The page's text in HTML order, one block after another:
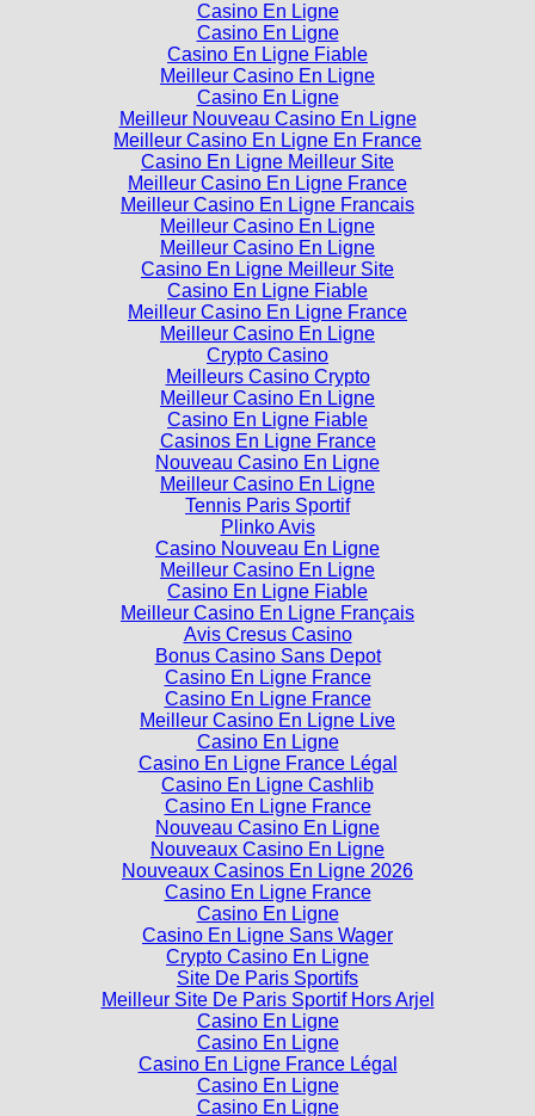
Casino En Ligne
Casino En Ligne
Casino En Ligne Fiable
Meilleur Casino En Ligne
Casino En Ligne
Meilleur Nouveau Casino En Ligne
Meilleur Casino En Ligne En France
Casino En Ligne Meilleur Site
Meilleur Casino En Ligne France
Meilleur Casino En Ligne Francais
Meilleur Casino En Ligne
Meilleur Casino En Ligne
Casino En Ligne Meilleur Site
Casino En Ligne Fiable
Meilleur Casino En Ligne France
Meilleur Casino En Ligne
Crypto Casino
Meilleurs Casino Crypto
Meilleur Casino En Ligne
Casino En Ligne Fiable
Casinos En Ligne France
Nouveau Casino En Ligne
Meilleur Casino En Ligne
Tennis Paris Sportif
Plinko Avis
Casino Nouveau En Ligne
Meilleur Casino En Ligne
Casino En Ligne Fiable
Meilleur Casino En Ligne Français
Avis Cresus Casino
Bonus Casino Sans Depot
Casino En Ligne France
Casino En Ligne France
Meilleur Casino En Ligne Live
Casino En Ligne
Casino En Ligne France Légal
Casino En Ligne Cashlib
Casino En Ligne France
Nouveau Casino En Ligne
Nouveaux Casino En Ligne
Nouveaux Casinos En Ligne 2026
Casino En Ligne France
Casino En Ligne
Casino En Ligne Sans Wager
Crypto Casino En Ligne
Site De Paris Sportifs
Meilleur Site De Paris Sportif Hors Arjel
Casino En Ligne
Casino En Ligne
Casino En Ligne France Légal
Casino En Ligne
Casino En Ligne